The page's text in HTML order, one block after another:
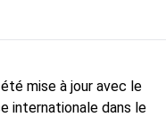
mise à jour avec le
internationale dans le